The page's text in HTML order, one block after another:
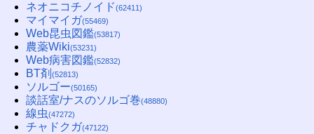
ネオニコチノイド(62411)
マイマイガ(55469)
Web昆虫図鑑(53817)
農薬Wiki(53231)
Web病害図鑑(52832)
BT剤 (52813)
ソルゴー(50165)
談話室/ナスのソルゴ巻(48880)
線虫(47272)
チャドクガ(47122)